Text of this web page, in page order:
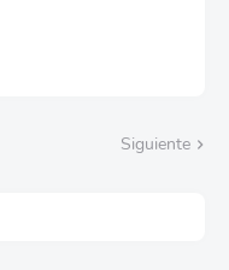
Siguiente